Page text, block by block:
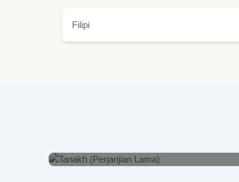
Filipi
Tanakh (Perjanjian Lama)